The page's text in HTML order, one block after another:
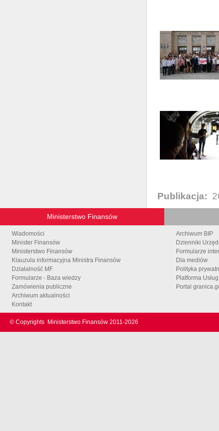
Publikacja:
Ministerstwo Finansów
Wiadomości
Minister Finansów
Ministerstwo Finansów
Klauzula informacyjna Ministra Finansów
Działalność MF
Formularze - Baza wiedzy
Zamówienia publiczne
Archiwum aktualności
Kontakt
Archiwum BIP
Dzienniki
Formularze
Dla mediów
Polityka
Platforma
Portal
© Copyrights Ministerstwo Finansów 2011-2026